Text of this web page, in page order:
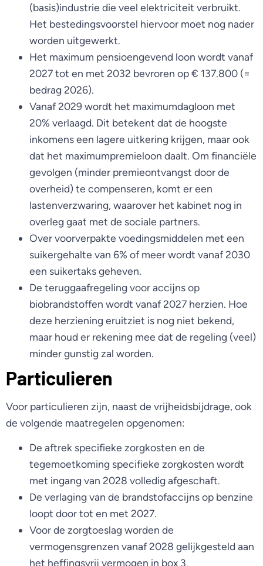
(basis)industrie die veel elektriciteit verbruikt.
Het bestedingsvoorstel hiervoor moet nog nader
worden uitgewerkt.
Het maximum pensioengevend loon wordt vanaf
2027 tot en met 2032 bevroren op € 137.800 (=
bedrag 2026).
Vanaf 2029 wordt het maximumdagloon met
20% verlaagd. Dit betekent dat de hoogste
inkomens een lagere uitkering krijgen, maar ook
dat het maximumpremieloon daalt. Om financiële
gevolgen (minder premieontvangst door de
overheid) te compenseren, komt er een
lastenverzwaring, waarover het kabinet nog in
overleg gaat met de sociale partners.
Over voorverpakte voedingsmiddelen met een
suikergehalte van 6% of meer wordt vanaf 2030
een suikertaks geheven.
De teruggaafregeling voor accijns op
biobrandstoffen wordt vanaf 2027 herzien. Hoe
deze herziening eruitziet is nog niet bekend,
maar houd er rekening mee dat de regeling (veel)
minder gunstig zal worden.
Particulieren
Voor particulieren zijn, naast de vrijheidsbijdrage, ook
de volgende maatregelen opgenomen:
De aftrek specifieke zorgkosten en de
tegemoetkoming specifieke zorgkosten wordt
met ingang van 2028 volledig afgeschaft.
De verlaging van de brandstofaccijns op benzine
loopt door tot en met 2027.
Voor de zorgtoeslag worden de
vermogensgrenzen vanaf 2028 gelijkgesteld aan
het heffingsvrij vermogen in box 3.